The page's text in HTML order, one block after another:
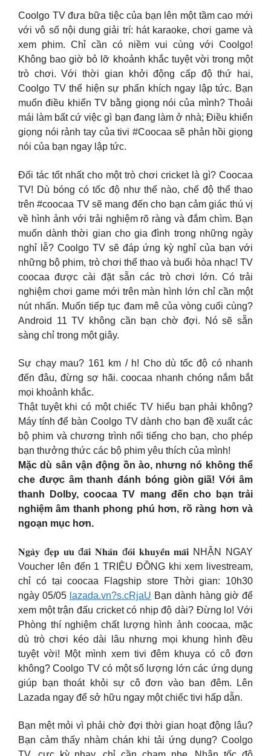
Coolgo TV đưa bữa tiệc của bạn lên một tầm cao mới
với vô số nội dung giải trí: hát karaoke, chơi game và
xem phim. Chỉ cần có niềm vui cùng với Coolgo!
Không bao giờ bỏ lỡ khoảnh khắc tuyệt vời trong một
trò chơi. Với thời gian khởi động cấp độ thứ hai,
Coolgo TV thể hiện sự phấn khích ngay lập tức. Bạn
muốn điều khiển TV bằng giọng nói của mình? Thoải
mái làm bất cứ việc gì bạn đang làm ở nhà; Điều khiển
giọng nói rảnh tay của tivi #Coocaa sẽ phản hồi giọng
nói của bạn ngay lập tức.
Đối tác tốt nhất cho một trò chơi cricket là gì? Coocaa
TV! Dù bóng có tốc độ như thế nào, chế độ thể thao
trên #coocaa TV sẽ mang đến cho bạn cảm giác thú vị
về hình ảnh với trải nghiệm rõ ràng và đắm chìm. Bạn
muốn dành thời gian cho gia đình trong những ngày
nghỉ lễ? Coolgo TV sẽ đáp ứng kỳ nghỉ của bạn với
những bộ phim, trò chơi thể thao và buổi hòa nhạc! TV
coocaa được cài đặt sẵn các trò chơi lớn. Có trải
nghiệm chơi game mới trên màn hình lớn chỉ cần một
nút nhấn. Muốn tiếp tục đam mê của vòng cuối cùng?
Android 11 TV không cần bạn chờ đợi. Nó sẽ sẵn
sàng chỉ trong một giây.
Sự chạy mau? 161 km / h! Cho dù tốc độ có nhanh
đến đâu, đừng sợ hãi. coocaa nhanh chóng nắm bắt
mọi khoảnh khắc.
Thật tuyệt khi có một chiếc TV hiểu bạn phải không?
Máy tính để bàn Coolgo TV dành cho bạn đề xuất các
bộ phim và chương trình nổi tiếng cho bạn, cho phép
bạn thưởng thức các bộ phim yêu thích của mình!
Mặc dù sân vận động ồn ào, nhưng nó không thể
che được âm thanh đánh bóng giòn giã! Với âm
thanh Dolby, coocaa TV mang đến cho bạn trải
nghiệm âm thanh phong phú hơn, rõ ràng hơn và
ngoạn mục hơn.
𝐍𝐠𝐚̀𝐲 đ𝐞̣𝐩 𝐮̛𝐮 đ𝐚̃𝐢 𝐍𝐡𝐚̂𝐧 đ𝐨̂𝐢 𝐤𝐡𝐮𝐲𝐞̂́𝐧 𝐦𝐚̃𝐢 NHẬN NGAY
Voucher lên đến 1 TRIỆU ĐỒNG khi xem livestream,
chỉ có tại coocaa Flagship store Thời gian: 10h30
ngày 05/05 lazada.vn?s.cRjaU Bạn dành hàng giờ để
xem một trận đấu cricket có nhịp độ dài? Đừng lo! Với
Phòng thí nghiệm chất lượng hình ảnh coocaa, mặc
dù trò chơi kéo dài lâu nhưng mọi khung hình đều
tuyệt vời! Một mình xem tivi đêm khuya có cô đơn
không? Coolgo TV có một số lượng lớn các ứng dụng
giúp bạn thoát khỏi sự cô đơn vào ban đêm. Lên
Lazada ngay để sở hữu ngay một chiếc tivi hấp dẫn.
Bạn mệt mỏi vì phải chờ đợi thời gian hoạt động lâu?
Bạn cảm thấy nhàm chán khi tải ứng dụng? Coolgo